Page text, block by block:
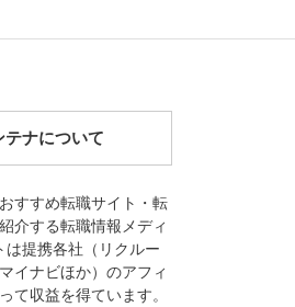
テナについて
すすめ転職サイト・転
介する転職情報メディ
は提携各社（リクルー
イナビほか）のアフィ
て収益を得ています。